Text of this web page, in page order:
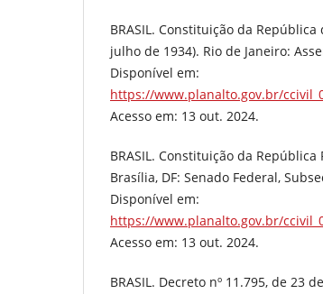
BRASIL. Constituição da
julho de 1934). Rio de Janeiro:
Disponível em:
https://www.planalto.gov.br/
Acesso em: 13 out. 2024.
BRASIL. Constituição da
Brasília, DF: Senado Federal,
Disponível em:
https://www.planalto.gov.br/
Acesso em: 13 out. 2024.
BRASIL. Decreto nº 11.795, de 23